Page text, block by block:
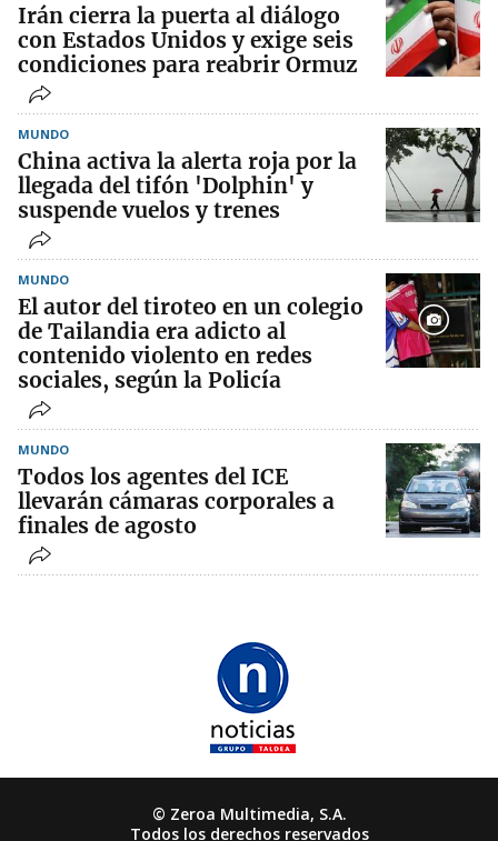
Irán cierra la puerta al diálogo
con Estados Unidos y exige seis
condiciones para reabrir Ormuz
MUNDO
China activa la alerta roja por la
llegada del tifón 'Dolphin' y
suspende vuelos y trenes
MUNDO
El autor del tiroteo en un colegio
de Tailandia era adicto al
contenido violento en redes
sociales, según la Policía
MUNDO
Todos los agentes del ICE
llevarán cámaras corporales a
finales de agosto
© Zeroa Multimedia, S.A.
Todos los derechos reservados